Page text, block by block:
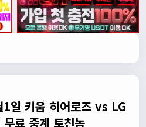
일 키움 히어로즈 vs LG
료 중계 토친놈